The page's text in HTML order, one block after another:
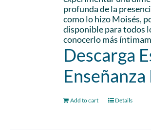
profunda de la
como lo hizo Moisés,
disponible para todos
conocerlo más
Descarga
Add to cart Details